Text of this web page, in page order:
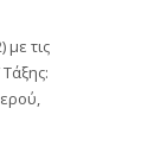
με τις